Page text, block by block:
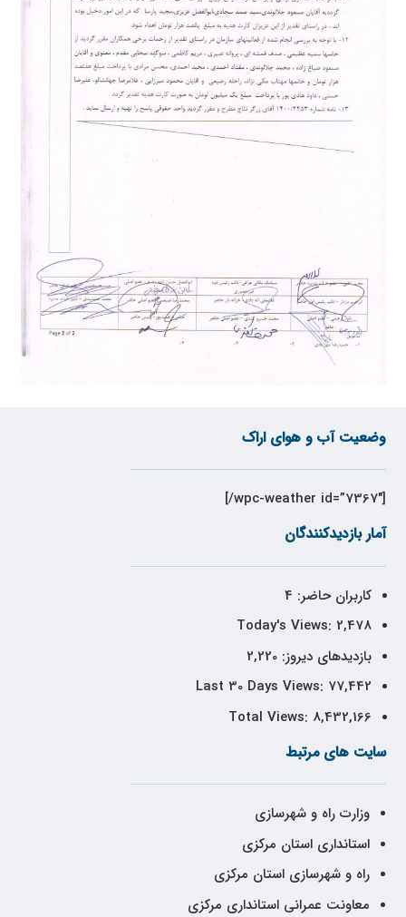
وضعیت آب و هوای اراک
[wpc-weather id=”7367″/]
آمار بازدیدکنندگان
کاربران حاضر: 4
Today's Views: 2,478
بازدیدهای دیروز:2,220
Last 30 Days Views: 77,442
Total Views: 8,432,166
سایت های مرتبط
وزارت راه و شهرسازی
استانداری استان مرکزی
راه و شهرسازی استان مرکزی
معاونت عمرانی استانداری مرکزی